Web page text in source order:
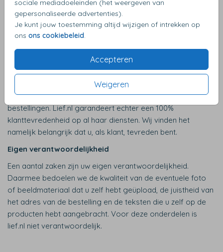
sociale mediadoeleinden (het weergeven van
gepersonaliseerde advertenties).
Je kunt jouw toestemming altijd wijzigen of intrekken op
ons ons cookiebeleid.
Accepteren
Weigeren
bent alleen aansprakelijk voor de waardevermindering van
de goederen die het gevolg is van het gebruik van de
goederen, dat verder gaat dan nodig is om de aard, de
kenmerken en de werking van de goederen vast te stellen.
Retoursturen van maatwerk
De meeste bestellingen op lief.nl zijn maatwerk, elk besteld
product wordt speciaal voor u gedrukt. Het
herroepingsrecht is daarom niet van toepassing op deze
bestellingen. Lief.nl garandeert echter een 100%
klanttevredenheid op al haar diensten. Wij vinden het
namelijk belangrijk dat u, als klant, tevreden bent.
Eigen verantwoordelijkheid
Een aantal zaken zijn uw eigen verantwoordelijkheid.
Daarmee bedoelen we de kwaliteit van de eventuele foto
of beeldmateriaal dat u zelf hebt geüpload, de juistheid van
het adres van de bestelling en de teksten die u zelf op de
producten hebt aangebracht. Voor deze onderdelen is
lief.nl niet verantwoordelijk.